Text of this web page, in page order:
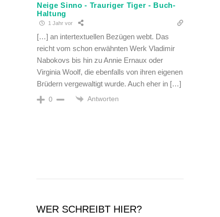
Neige Sinno - Trauriger Tiger - Buch-
Haltung
1 Jahr vor
[…] an intertextuellen Bezügen webt. Das
reicht vom schon erwähnten Werk Vladimir
Nabokovs bis hin zu Annie Ernaux oder
Virginia Woolf, die ebenfalls von ihren eigenen
Brüdern vergewaltigt wurde. Auch eher in […]
0 Antworten
WER SCHREIBT HIER?